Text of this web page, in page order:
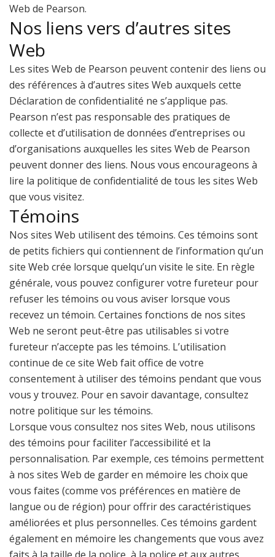
Web de Pearson.
Nos liens vers d’autres sites
Web
Les sites Web de Pearson peuvent contenir des liens ou
des références à d’autres sites Web auxquels cette
Déclaration de confidentialité ne s’applique pas.
Pearson n’est pas responsable des pratiques de
collecte et d’utilisation de données d’entreprises ou
d’organisations auxquelles les sites Web de Pearson
peuvent donner des liens. Nous vous encourageons à
lire la politique de confidentialité de tous les sites Web
que vous visitez.
Témoins
Nos sites Web utilisent des témoins. Ces témoins sont
de petits fichiers qui contiennent de l’information qu’un
site Web crée lorsque quelqu’un visite le site. En règle
générale, vous pouvez configurer votre fureteur pour
refuser les témoins ou vous aviser lorsque vous
recevez un témoin. Certaines fonctions de nos sites
Web ne seront peut-être pas utilisables si votre
fureteur n’accepte pas les témoins. L’utilisation
continue de ce site Web fait office de votre
consentement à utiliser des témoins pendant que vous
vous y trouvez. Pour en savoir davantage, consultez
notre politique sur les témoins.
Lorsque vous consultez nos sites Web, nous utilisons
des témoins pour faciliter l’accessibilité et la
personnalisation. Par exemple, ces témoins permettent
à nos sites Web de garder en mémoire les choix que
vous faites (comme vos préférences en matière de
langue ou de région) pour offrir des caractéristiques
améliorées et plus personnelles. Ces témoins gardent
également en mémoire les changements que vous avez